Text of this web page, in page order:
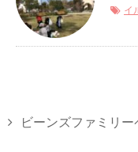
イ
ビーンズファミリー